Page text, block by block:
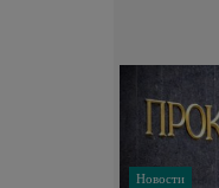
Новости